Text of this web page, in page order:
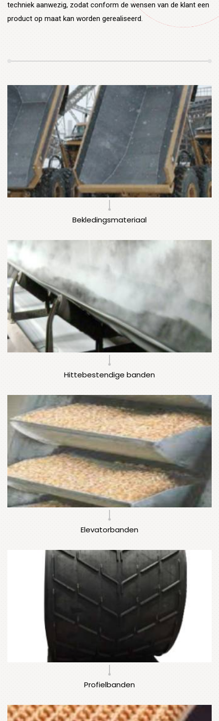
techniek aanwezig, zodat conform de wensen van de klant een
product op maat kan worden gerealiseerd.
Bekledingsmateriaal
Hittebestendige banden
Elevatorbanden
Profielbanden